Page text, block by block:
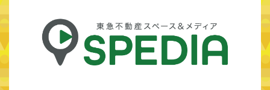
みのおキューズモール
もりのみやキューズ